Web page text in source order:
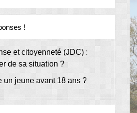
!
et citoyenneté (JDC) :
de sa situation ?
un jeune avant 18 ans ?